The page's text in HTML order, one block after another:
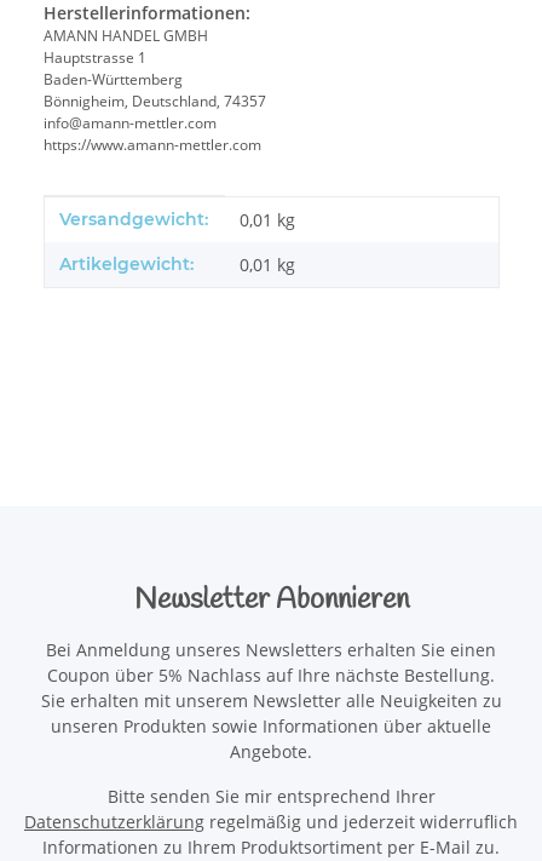
Herstellerinformationen:
AMANN HANDEL GMBH
Hauptstrasse 1
Baden-Württemberg
Bönnigheim, Deutschland, 74357
info@amann-mettler.com
https://www.amann-mettler.com
Produkteigenschaft
Wert
Versandgewicht: 0,01 kg
Artikelgewicht: 0,01 kg
Newsletter Abonnieren
Bei Anmeldung unseres Newsletters erhalten Sie einen
Coupon über 5% Nachlass auf Ihre nächste Bestellung.
Sie erhalten mit unserem Newsletter alle Neuigkeiten zu
unseren Produkten sowie Informationen über aktuelle
Angebote.
Bitte senden Sie mir entsprechend Ihrer
Datenschutzerklärung regelmäßig und jederzeit widerruflich
Informationen zu Ihrem Produktsortiment per E-Mail zu.